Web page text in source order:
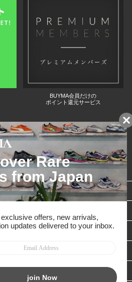
BUYMA会員だけの
ポイント還元サービス
ページトップへ
安心への取り組み
BUYMA CARD